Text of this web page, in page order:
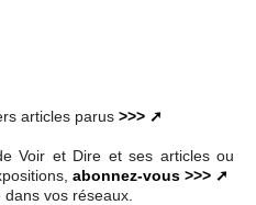
articles parus >>>
Voir et Dire et ses articles ou
abonnez-vous >>>
vos réseaux.